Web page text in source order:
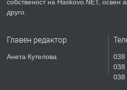
ПРЕДЛАГА
НАПЪЛНО
ХАСКОВО
Давам гараж
собственост на Haskovo.NET, освен
друго.
Главен редактор
Анета Кутелова
038
038
038